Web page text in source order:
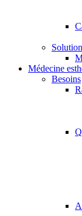
Médecine
Besoins